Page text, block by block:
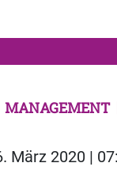
MANAGEMENT
März 2020 |